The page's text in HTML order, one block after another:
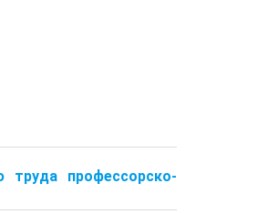
труда профессорско-